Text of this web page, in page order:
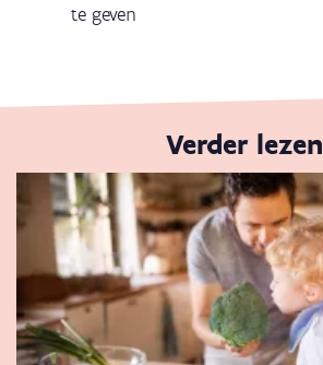
te geven
Verder lezen